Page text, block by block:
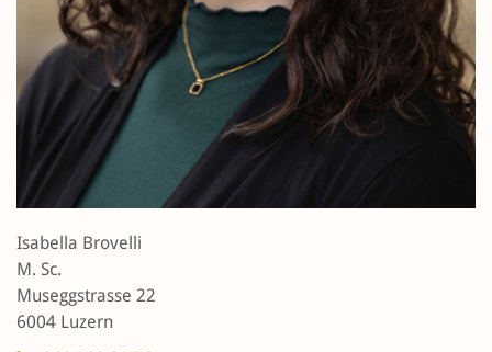
Isabella Brovelli
M. Sc.
Museggstrasse 22
6004 Luzern